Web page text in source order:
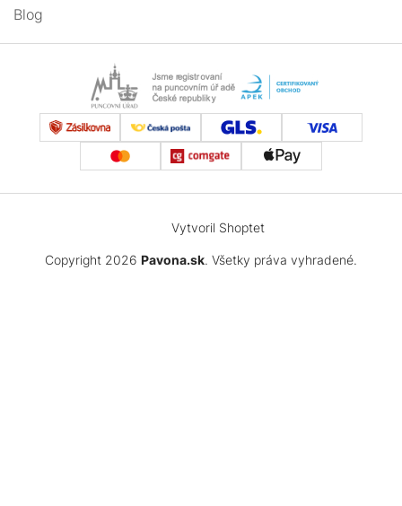
Blog
Vytvoril Shoptet
Copyright 2026 Pavona.sk. Všetky práva vyhradené.